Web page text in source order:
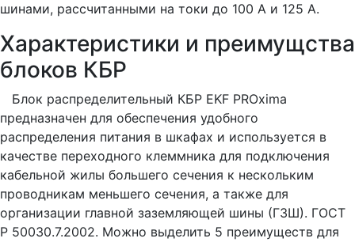
шинами, рассчитанными на токи до 100 А и 125 А.
Характеристики и преимущства
блоков КБР
Блок распределительный КБР EKF PROxima
предназначен для обеспечения удобного
распределения питания в шкафах и используется в
качестве переходного клеммника для подключения
кабельной жилы большего сечения к нескольким
проводникам меньшего сечения, а также для
организации главной заземляющей шины (ГЗШ). ГОСТ
Р 50030.7.2002. Можно выделить 5 преимуществ для